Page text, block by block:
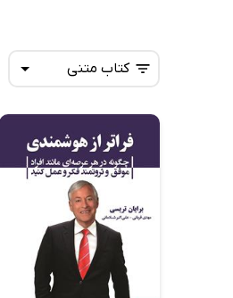
کتاب متنی
همه کتاب‌ها
کتاب‌های صوتی
کتاب‌های متنی